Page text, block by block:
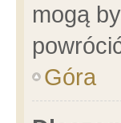
mogą
Góra